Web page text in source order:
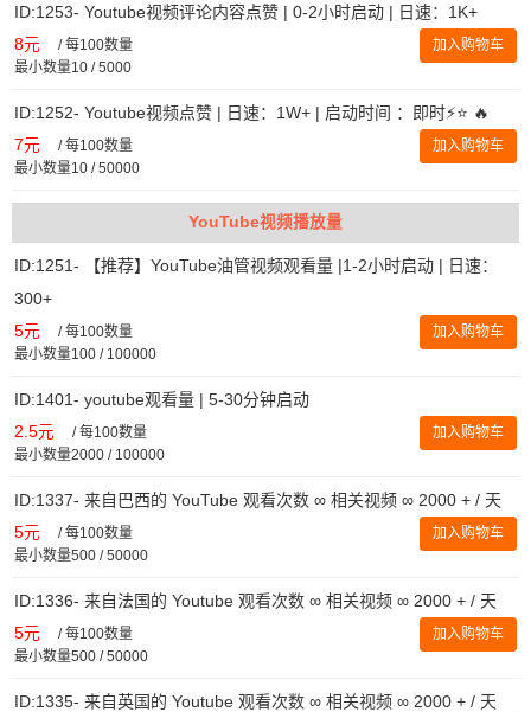
ID:1253- Youtube视频评论内容点赞 | 0-2小时启动 | 日速：1K+
8元 /每100数量
最小数量10 / 5000
加入购物车
ID:1252- Youtube视频点赞 | 日速：1W+ | 启动时间 ：即时⚡️⭐ 🔥
7元 /每100数量
最小数量10 / 50000
加入购物车
YouTube视频播放量
ID:1251- 【推荐】YouTube油管视频观看量 |1-2小时启动 | 日速：
300+
5元 /每100数量
最小数量100 / 100000
加入购物车
ID:1401- youtube观看量 | 5-30分钟启动
2.5元 /每100数量
最小数量2000 / 100000
加入购物车
ID:1337- 来自巴西的 YouTube 观看次数 ∞ 相关视频 ∞ 2000 + / 天
5元 /每100数量
最小数量500 / 50000
加入购物车
ID:1336- 来自法国的 Youtube 观看次数 ∞ 相关视频 ∞ 2000 + / 天
5元 /每100数量
最小数量500 / 50000
加入购物车
ID:1335- 来自英国的 Youtube 观看次数 ∞ 相关视频 ∞ 2000 + / 天